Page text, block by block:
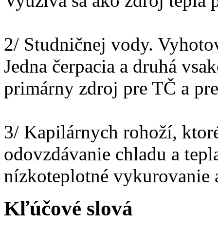
2/ Studničnej vody.
Jedna čerpacia a druhá
primárny zdroj pre TČ a
3/ Kapilárnych rohoží,
odovzdávanie chladu a
nízkoteplotné vykurovanie
Kľúčové slová